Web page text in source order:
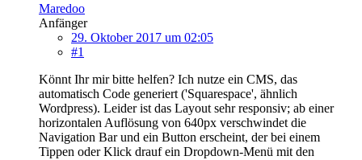
Maredoo
Anfänger
29. Oktober 2017 um 02:05
#1
Könnt Ihr mir bitte helfen? Ich nutze ein CMS, das
automatisch Code generiert ('Squarespace', ähnlich
Wordpress). Leider ist das Layout sehr responsiv; ab einer
horizontalen Auflösung von 640px verschwindet die
Navigation Bar und ein Button erscheint, der bei einem
Tippen oder Klick drauf ein Dropdown-Menü mit den